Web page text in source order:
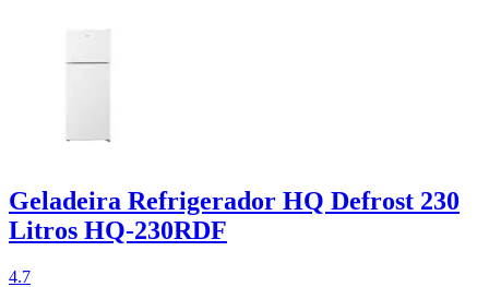
Geladeira Refrigerador HQ Defrost 230
Litros HQ-230RDF
4.7